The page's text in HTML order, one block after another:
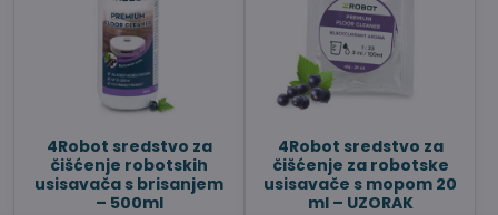
4Robot sredstvo za
čišćenje robotskih
usisavača s brisanjem
– 500ml
4Robot sredstvo za
čišćenje za robotske
usisavače s mopom 20
ml – UZORAK